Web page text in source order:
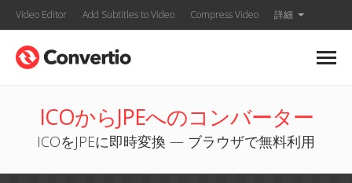
Video Editor Add Subtitles to Video Compress Video 詳細
ICOからJPEへのコンバーター
ICOをJPEに即時変換 — ブラウザで無料利用